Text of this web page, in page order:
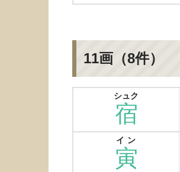
11画（8件）
宿
シュク
寅
イン